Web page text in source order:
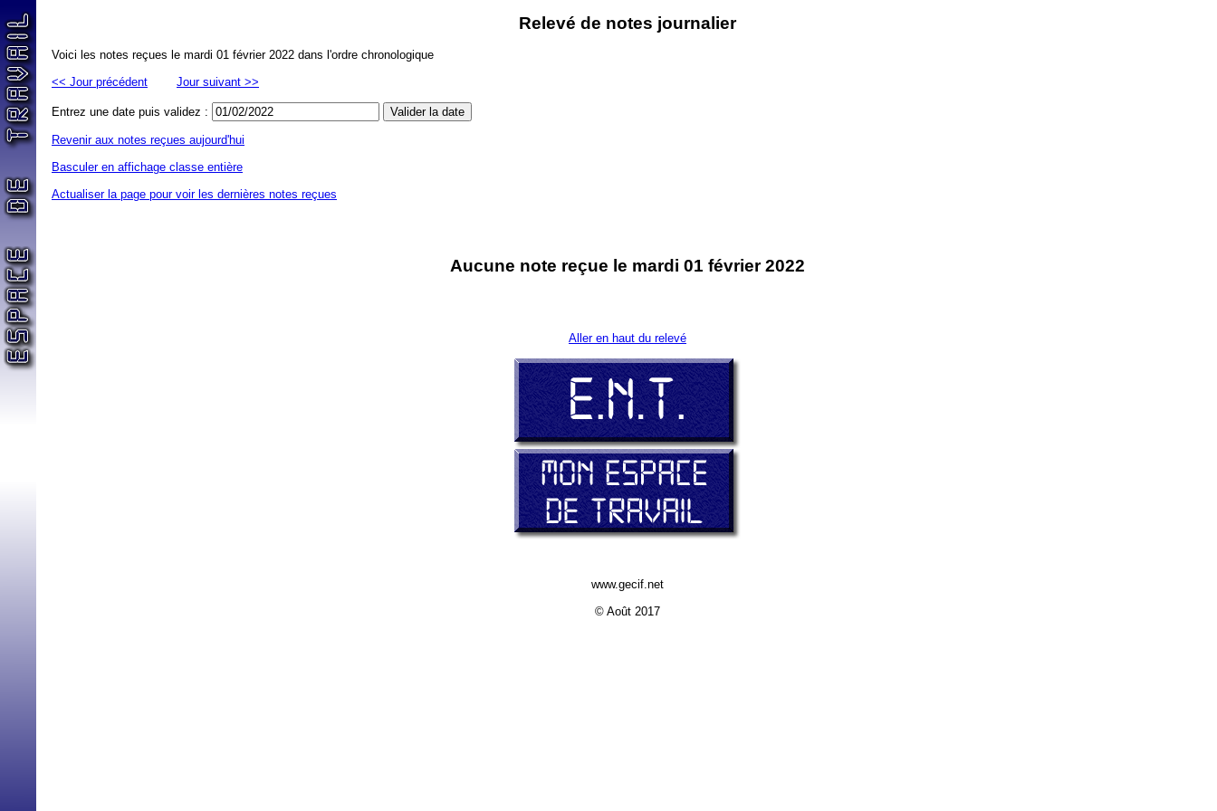
Relevé de notes journalier
Voici les notes reçues le mardi 01 février 2022 dans l'ordre chronologique
<< Jour précédent
Jour suivant >>
Entrez une date puis validez :
Revenir aux notes reçues aujourd'hui
Basculer en affichage classe entière
Actualiser la page pour voir les dernières notes reçues
Aucune note reçue le mardi 01 février 2022
Aller en haut du relevé
www.gecif.net
© Août 2017